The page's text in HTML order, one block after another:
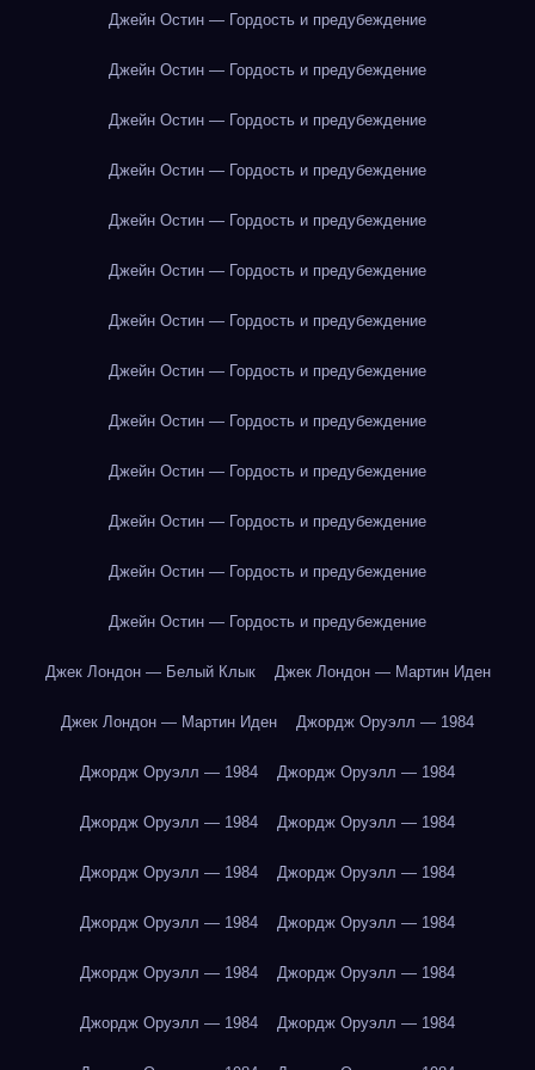
Джейн Остин — Гордость и предубеждение
Джейн Остин — Гордость и предубеждение
Джейн Остин — Гордость и предубеждение
Джейн Остин — Гордость и предубеждение
Джейн Остин — Гордость и предубеждение
Джейн Остин — Гордость и предубеждение
Джейн Остин — Гордость и предубеждение
Джейн Остин — Гордость и предубеждение
Джейн Остин — Гордость и предубеждение
Джейн Остин — Гордость и предубеждение
Джейн Остин — Гордость и предубеждение
Джейн Остин — Гордость и предубеждение
Джейн Остин — Гордость и предубеждение
Джек Лондон — Белый Клык Джек Лондон — Мартин Иден
Джек Лондон — Мартин Иден Джордж Оруэлл — 1984
Джордж Оруэлл — 1984 Джордж Оруэлл — 1984
Джордж Оруэлл — 1984 Джордж Оруэлл — 1984
Джордж Оруэлл — 1984 Джордж Оруэлл — 1984
Джордж Оруэлл — 1984 Джордж Оруэлл — 1984
Джордж Оруэлл — 1984 Джордж Оруэлл — 1984
Джордж Оруэлл — 1984 Джордж Оруэлл — 1984